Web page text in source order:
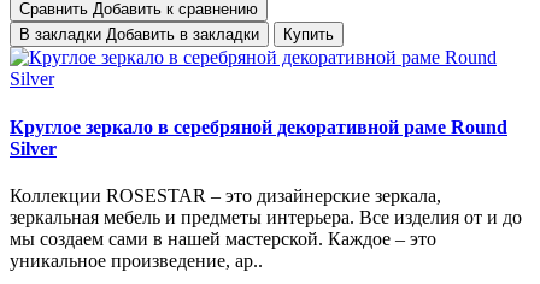
Сравнить Добавить к сравнению
В закладки Добавить в закладки Купить
Круглое зеркало в серебряной декоративной раме Round
Silver
Коллекции ROSESTAR – это дизайнерские зеркала,
зеркальная мебель и предметы интерьера. Все изделия от и до
мы создаем сами в нашей мастерской. Каждое – это
уникальное произведение, ар..